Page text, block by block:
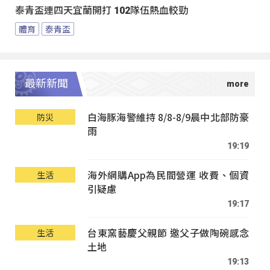
泰青盃連四天宜蘭開打 102隊伍熱血較勁
體育 泰青盃
最新新聞
防災
白海豚海警維持 8/8-8/9晨中北部防豪
雨
19:19
生活
海外網購App為民間營運 收費、個資
引疑慮
19:17
生活
台東窯藝慶父親節 邀父子做陶碗感念
土地
19:13